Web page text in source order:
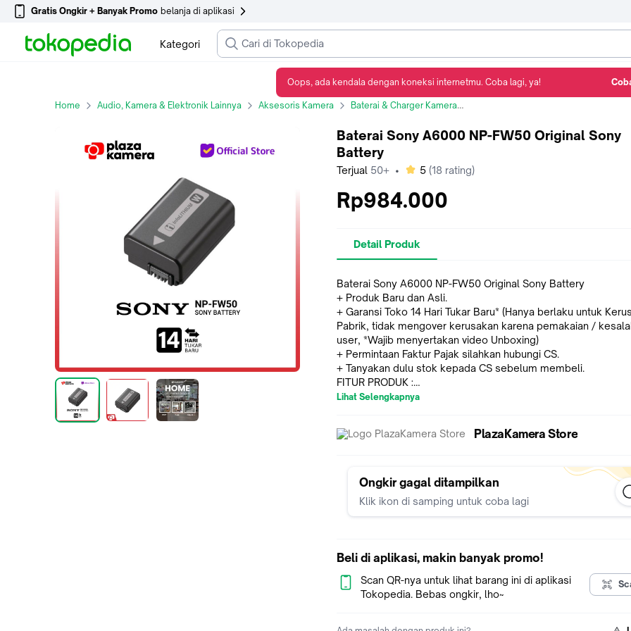
Gratis Ongkir + Banyak Promo belanja di aplikasi
Kategori
Home Audio, Kamera & Elektronik Lainnya Aksesoris Kamera Baterai & Charger Kamera
Baterai Sony A6000 NP-FW50 Original Sony
Battery
Terjual 50+ • bintang
5 (18 rating)
Rp984.000
Detail Produk
Baterai Sony A6000 NP-FW50 Original Sony Battery
+ Produk Baru dan Asli.
+ Garansi Toko 14 Hari Tukar Baru* (Hanya berlaku untuk
Pabrik, tidak mengover kerusakan karena pemakaian /
user, *Wajib menyertakan video Unboxing)
+ Permintaan Faktur Pajak silahkan hubungi CS.
+ Tanyakan dulu stok kepada CS sebelum membeli.
FITUR PRODUK :
ISI DALAM BOX :
SPESIFIKASI :
Amp-Hours 1020 mAh
Dimensions (W x H x D) 1.25 x 0.75 x 1.8" / 3.1 x 1.8 x 4.5 cm
Weight 1.5 oz / 42.5 g
+ Pengiriman Instant akan diproses maksimal sebelum
dari itu diikutkan pengiriman hari selanjutnya
Lihat Selengkapnya
PlazaKamera Store
Ongkir gagal ditampilkan
Klik ikon di samping untuk coba lagi
Beli di aplikasi, makin banyak promo!
Scan QR-nya untuk lihat barang ini di aplikasi
Tokopedia. Bebas ongkir, lho~
Oops, ada kendala dengan koneksi internetmu. Coba lagi, ya!